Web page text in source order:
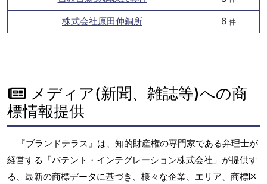
株式会社原田伸銅所 6 件
メディア(新聞、雑誌等)への商
標情報提供
『ブランドテラス』は、知的財産権の専門家である弁理士が
経営する「パテント・インテグレーション株式会社」が提供す
る、最新の商標データに基づき、様々な企業、エリア、商標区